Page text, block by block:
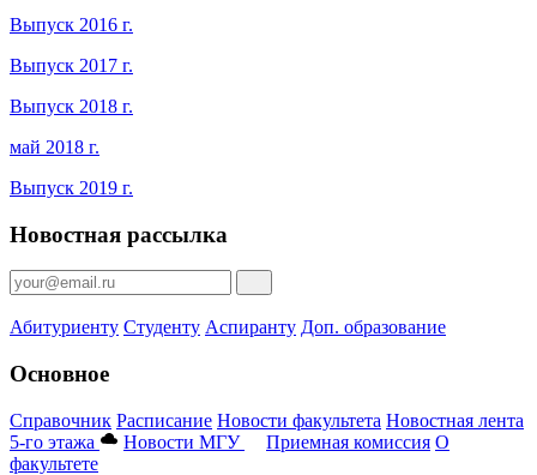
Выпуск 2016 г.
Выпуск 2017 г.
Выпуск 2018 г.
май 2018 г.
Выпуск 2019 г.
Новостная рассылка
Абитуриенту Студенту Аспиранту Доп. образование
Основное
Справочник Расписание Новости факультета Новостная лента
5-го этажа
Новости МГУ Приемная комиссия О
факультете